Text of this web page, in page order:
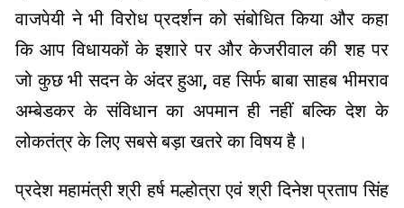
वाजपेयी ने भी विरोध प्रदर्शन को संबोधित किया और कहा
कि आप विधायकों के इशारे पर और केजरीवाल की शह पर
जो कुछ भी सदन के अंदर हुआ, वह सिर्फ बाबा साहब भीमराव
अम्बेडकर के संविधान का अपमान ही नहीं बल्कि देश के
लोकतंत्र के लिए सबसे बड़ा खतरे का विषय है।
प्रदेश महामंत्री श्री हर्ष मल्होत्रा एवं श्री दिनेश प्रताप सिंह